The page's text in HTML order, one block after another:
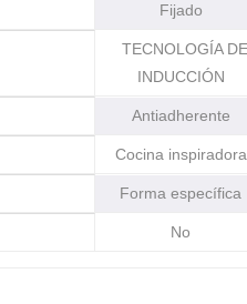
Fijado
TECNOLOGÍA
INDUCCIÓN
Antiadherente
Cocina
Forma
No